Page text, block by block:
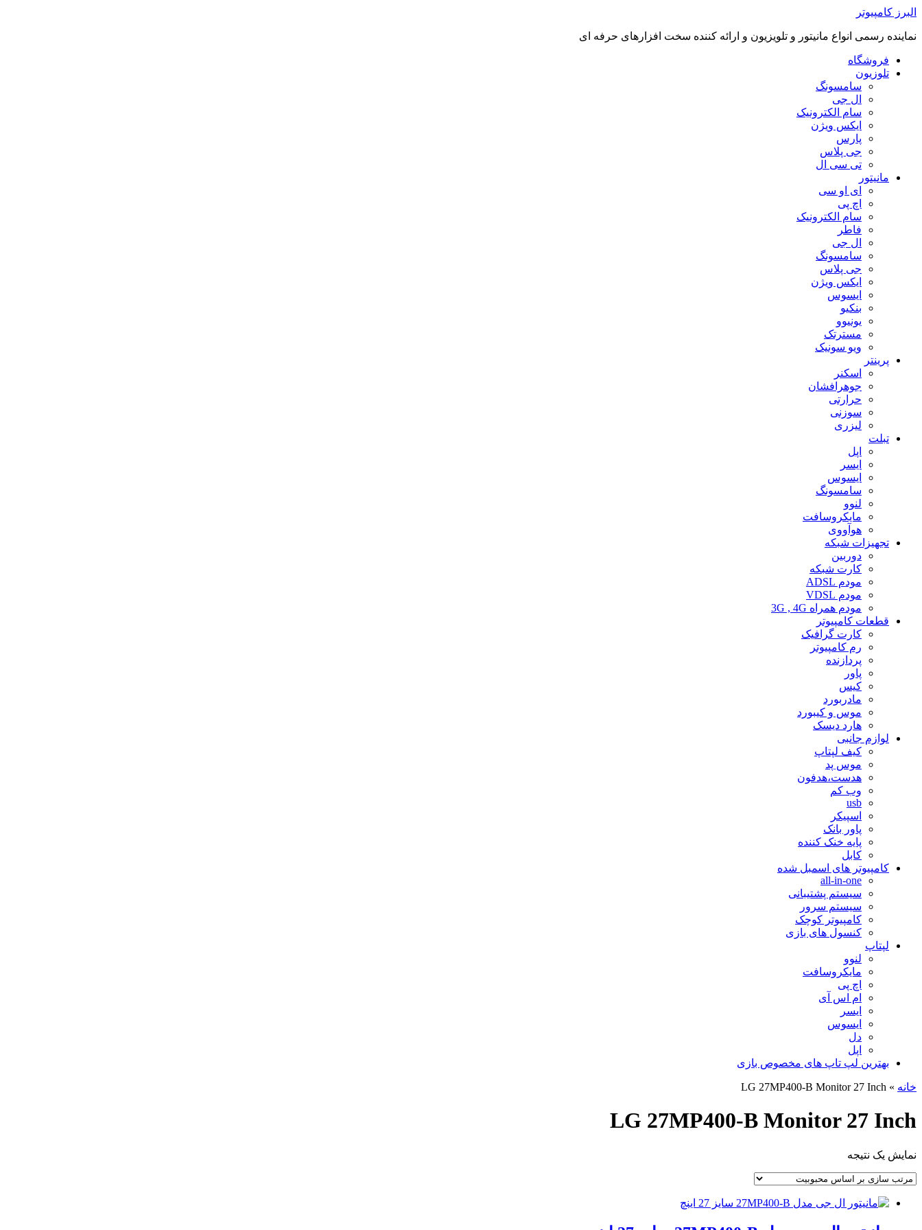
رفتن
محتوا
البرز کامپیوتر
نماینده رسمی انواع مانیتور و تلویزیون و ارائه کننده سخت افزارهای حرفه ای
فروشگاه
تلوزیون
سامسونگ
ال جی
سام الکترونیک
ایکس ویژن
پارس
جی پلاس
تی سی ال
مانیتور
ای او سی
اچ پی
سام الکترونیک
فاطر
ال جی
سامسونگ
جی پلاس
ایکس ویژن
ایسوس
بنکیو
یونیوو
مسترتک
ویو سونیک
پرینتر
اسکنر
جوهرافشان
حرارتی
سوزنی
لیزری
تبلت
اپل
ایسر
ایسوس
سامسونگ
لنوو
مایکروسافت
هوآووی
تجهیزات شبکه
دوربین
کارت شبکه
مودم ADSL
مودم VDSL
مودم همراه 3G , 4G
قطعات کامپیوتر
کارت گرافیک
رم کامپیوتر
پردازنده
پاور
کیس
مادربورد
موس و کیبورد
هارد دیسک
لوازم جانبی
کیف لپتاپ
موس پد
هدست،هدفون
وب کم
usb
اسپیکر
پاور بانک
پایه خنک کننده
کابل
کامپیوتر های اسمبل شده
all-in-one
سیستم پشتیبانی
سیستم سرور
کامپیوتر کوچک
کنسول های بازی
لپتاپ
لنوو
مایکروسافت
اچ پی
ام اس آی
ایسر
ایسوس
دل
اپل
بهترین لپ تاپ های مخصوص بازی
خانه »
LG 27MP400-B Monitor 27 Inch
LG 27MP400-B Monitor 27 Inch
نمایش یک نتیجه